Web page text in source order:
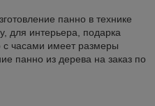
панно в технике
для интерьера, подарка
с часами имеет размеры
панно из дерева на заказ по